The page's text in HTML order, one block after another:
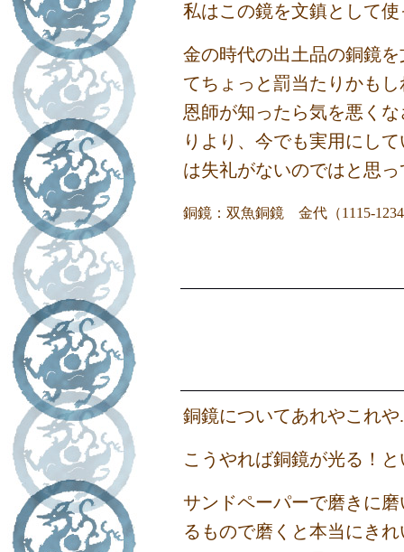
私はこの鏡を文鎮として
金の時代の出土品の銅鏡
てちょっと罰当たりかも
恩師が知ったら気を悪く
りより、今でも実用にし
は失礼がないのではと思
銅鏡：双魚銅鏡 金代（1115-
銅鏡についてあれやこれや
こうやれば銅鏡が光る！
サンドペーパーで磨きに
るもので磨くと本当にき